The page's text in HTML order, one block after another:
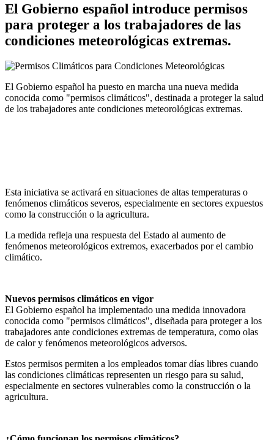
El Gobierno español introduce permisos
para proteger a los trabajadores de las
condiciones meteorológicas extremas.
El Gobierno español ha puesto en marcha una nueva medida
conocida como "permisos climáticos", destinada a proteger la salud
de los trabajadores ante condiciones meteorológicas extremas.
Esta iniciativa se activará en situaciones de altas temperaturas o
fenómenos climáticos severos, especialmente en sectores expuestos
como la construcción o la agricultura.
La medida refleja una respuesta del Estado al aumento de
fenómenos meteorológicos extremos, exacerbados por el cambio
climático.
Nuevos permisos climáticos en vigor
El Gobierno español ha implementado una medida innovadora
conocida como "permisos climáticos", diseñada para proteger a los
trabajadores ante condiciones extremas de temperatura, como olas
de calor y fenómenos meteorológicos adversos.
Estos permisos permiten a los empleados tomar días libres cuando
las condiciones climáticas representen un riesgo para su salud,
especialmente en sectores vulnerables como la construcción o la
agricultura.